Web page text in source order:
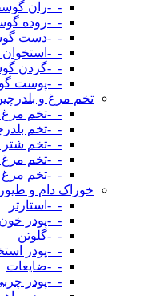
-_-ران
-_-روده
-_-دست
-_-
-_-گردن
-_-پوست
تخم مرغ و
-_-تخم مرغ
-_-تخم
-_-تخم
-_-تخم مرغ
-_-تخم مرغ
خوراک دام و
-_-استارتر
-_-پودر خون
-_-گلوتن
-_-پودر
-_-ضایعات
-_-پودر